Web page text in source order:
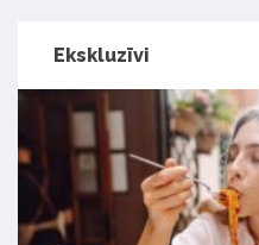
Ekskluzīvi